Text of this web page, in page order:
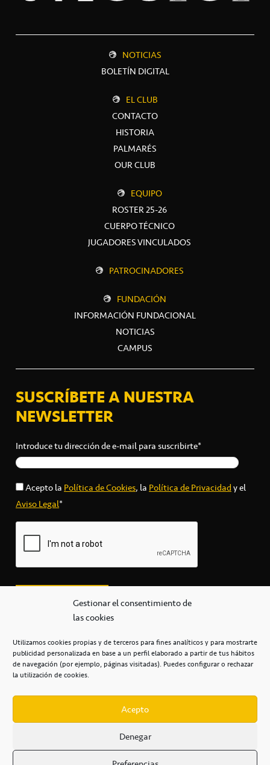
Gestionar el consentimiento de
las cookies
Utilizamos cookies propias y de terceros para fines analíticos y para mostrarte
publicidad personalizada en base a un perfil elaborado a partir de tus hábitos
de navegación (por ejemplo, páginas visitadas). Puedes configurar o rechazar
la utilización de cookies.
Acepto
Denegar
NOTICIAS
BOLETÍN DIGITAL
EL CLUB
CONTACTO
HISTORIA
PALMARÉS
OUR CLUB
EQUIPO
ROSTER 25-26
CUERPO TÉCNICO
JUGADORES VINCULADOS
PATROCINADORES
FUNDACIÓN
INFORMACIÓN FUNDACIONAL
NOTICIAS
CAMPUS
SUSCRÍBETE A NUESTRA
NEWSLETTER
Introduce tu dirección de e-mail para suscribirte*
Acepto laPolítica de Cookies, laPolítica de Privacidady el
Aviso Legal*
secretaria@cbcanarias.es
+34 922 253 684
Casa del Deporte / 38108 – La Laguna
POLÍTICA DE PRIVACIDAD / POLÍTICA DE COOKIES /